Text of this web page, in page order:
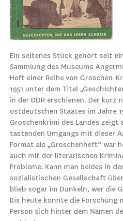
Ein seltenes Stück gehört seit
Sammlung des Museums
Heft einer Reihe von Groschen-
1951 unter dem Titel
in der DDR erschienen. Der kurz
ostdeutschen Staates im Jahre
Groschenkrimi des Landes zeigt
tastenden Umgangs mit dieser
Format als „Groschenheft“ war
auch mit der literarischen
Probleme. Kann man beides in
sozialistischen Gesellschaft
blieb sogar im Dunkeln, wer die
Bis heute konnte die Forschung
Person sich hinter dem Namen